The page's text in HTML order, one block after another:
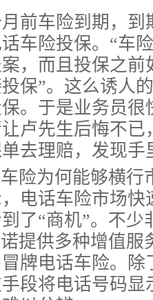
前车险到期，
车险投保。“车
，而且投保之
保”。这么诱人
。于是业务员很
卢先生后悔不
去理赔，发现
险为何能够横行
电话车险市场
了“商机”。不
提供多种增值
牌电话车险。
段将电话号码